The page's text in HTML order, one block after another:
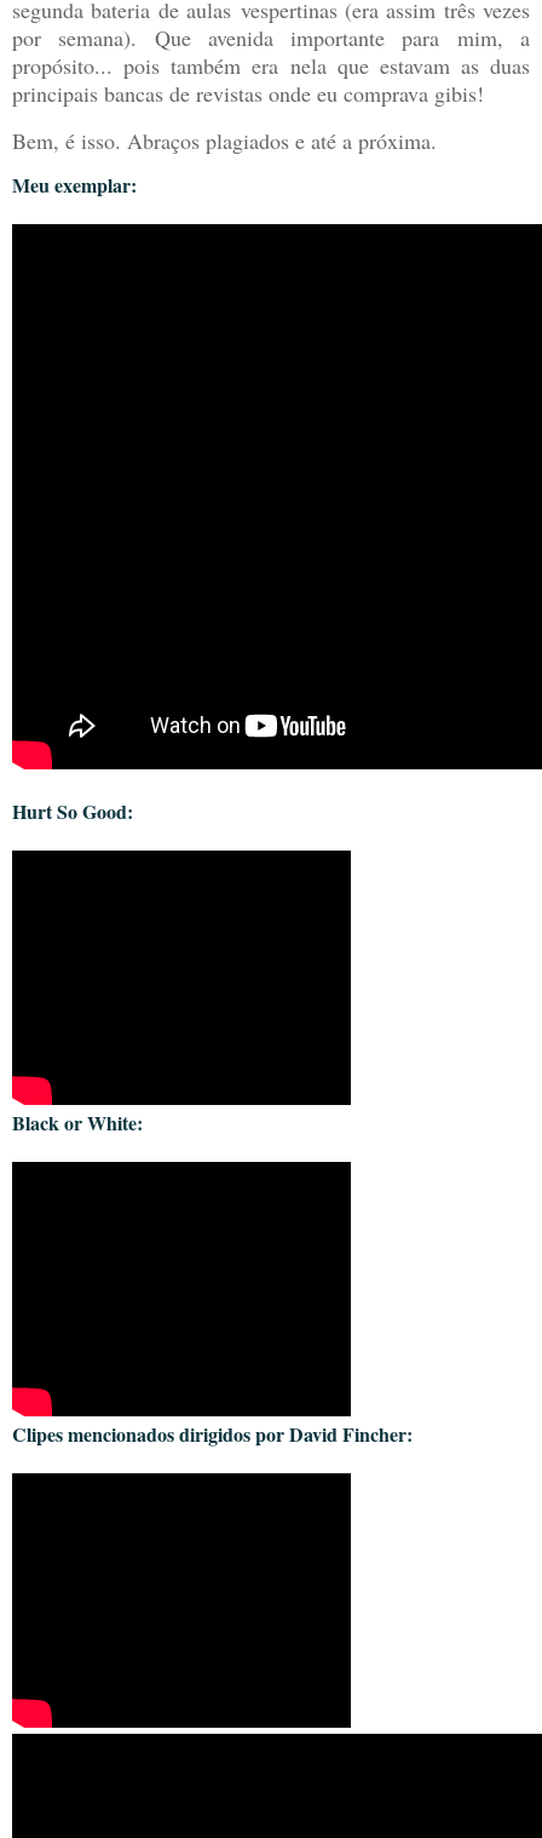
segunda bateria de aulas vespertinas (era assim três vezes
por semana). Que avenida importante para mim, a
propósito... pois também era nela que estavam as duas
principais bancas de revistas onde eu comprava gibis!
Bem, é isso. Abraços plagiados e até a próxima.
Meu exemplar:
Hurt So Good:
Black or White:
Clipes mencionados dirigidos por David Fincher: